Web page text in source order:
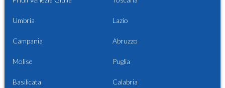
Umbria Lazio
Campania Abruzzo
Molise Puglia
Basilicata Calabria